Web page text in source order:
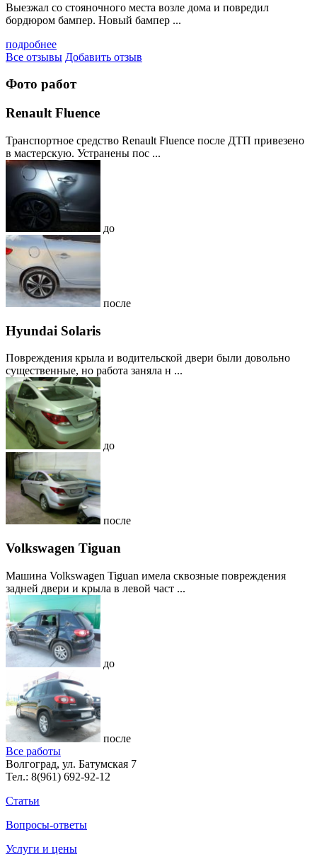
Выезжал со стояночного места возле дома и повредил
бордюром бампер. Новый бампер ...
подробнее
Все отзывы Добавить отзыв
Фото работ
Renault Fluence
Транспортное средство Renault Fluence после ДТП привезено
в мастерскую. Устранены пос ...
до
после
Hyundai Solaris
Повреждения крыла и водительской двери были довольно
существенные, но работа заняла н ...
до
после
Volkswagen Tiguan
Машина Volkswagen Tiguan имела сквозные повреждения
задней двери и крыла в левой част ...
до
после
Все работы
Волгоград, ул. Батумская 7
Тел.: 8(961) 692-92-12
Статьи
Вопросы-ответы
Услуги и цены